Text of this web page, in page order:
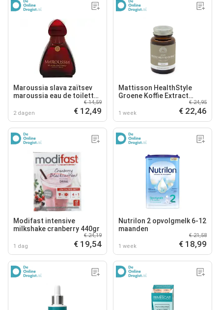
Maroussia slava zaïtsev
maroussia eau de toilette
2 dagen
€ 14,59
€ 12,49
Mattisson HealthStyle
Groene Koffie Extract
1 week
€ 24,95
€ 22,46
Modifast intensive
milkshake cranberry 440gr
1 dag
€ 24,19
€ 19,54
Nutrilon 2 opvolgmelk 6-12
maanden
1 week
€ 21,58
€ 18,99